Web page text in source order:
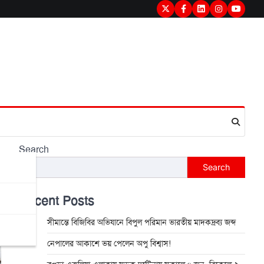
TwitterFacebook
LinkedInInstagram
Search
Search
Recent Posts
সীমান্তে বিজিবির অভিযানে বিপুল পরিমান ভারতীয় মাদকদ্রব্য জব্দ
নেপালের আকাশে ভয় পেলেন অপু বিশ্বাস!